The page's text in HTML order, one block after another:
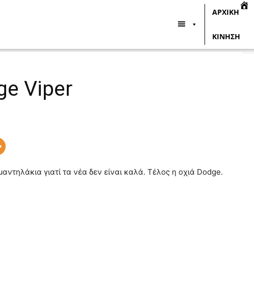
ΑΡΧΙΚΗ
ΚΙΝΗΣΗ
Viper
γιατί τα νέα δεν είναι καλά. Τέλος η οχιά Dodge.